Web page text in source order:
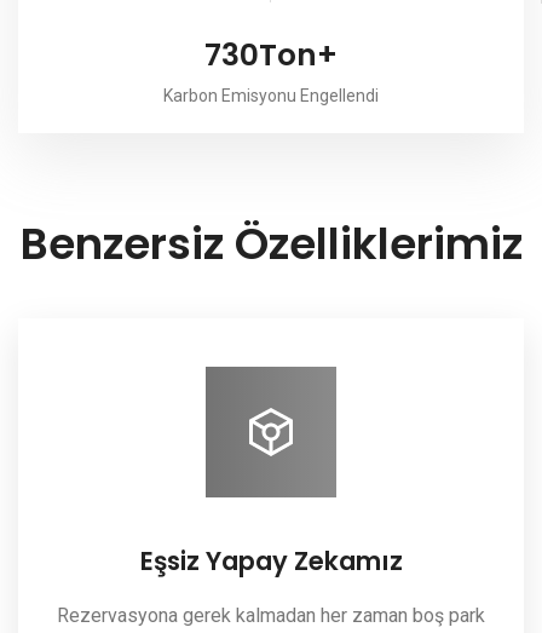
730Ton+
Karbon Emisyonu Engellendi
Benzersiz Özelliklerimiz
Eşsiz Yapay Zekamız
Rezervasyona gerek kalmadan her zaman boş park